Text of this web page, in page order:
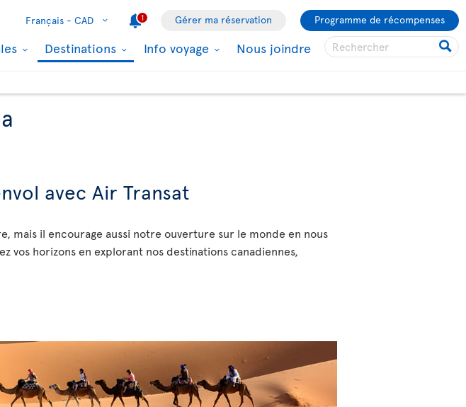
Français - CAD 1 Gérer ma réservation Programme de récompenses
Destinations Info voyage Nous joindre
avec Air Transat
mais il encourage aussi notre ouverture sur le monde en nous
vos horizons en explorant nos destinations canadiennes,